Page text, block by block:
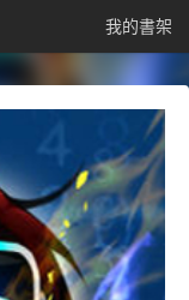
我的書架